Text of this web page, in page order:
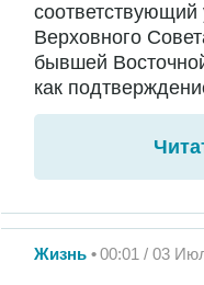
Верховного
бывшей
как
Жизнь 00:01 / 03